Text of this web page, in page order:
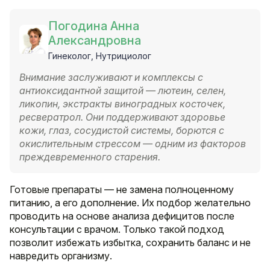
Погодина Анна
Александровна
Гинеколог, Нутрициолог
Внимание заслуживают и комплексы с
антиоксидантной защитой — лютеин, селен,
ликопин, экстракты виноградных косточек,
ресвератрол. Они поддерживают здоровье
кожи, глаз, сосудистой системы, борются с
окислительным стрессом — одним из факторов
преждевременного старения.
Готовые препараты — не замена полноценному
питанию, а его дополнение. Их подбор желательно
проводить на основе анализа дефицитов после
консультации с врачом. Только такой подход
позволит избежать избытка, сохранить баланс и не
навредить организму.